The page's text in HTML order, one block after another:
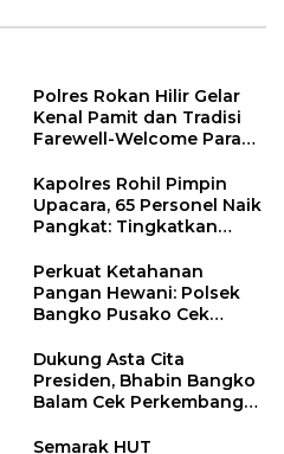
Polres Rokan Hilir Gelar
Kenal Pamit dan Tradisi
Farewell-Welcome Parade
Faroqi Resmi Menjabat
Kapolres Rohil Pimpin
Upacara, 65 Personel Naik
Pangkat: Tingkatkan
Pelayanan
Perkuat Ketahanan
Pangan Hewani: Polsek
Bangko Pusako Cek
Bangko Makmur
Dukung Asta Cita
Presiden, Bhabin Bangko
Balam Cek Perkembangan
Semarak HUT